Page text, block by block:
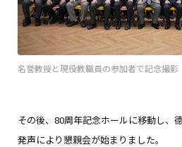
名誉教授と現役教職員の参加者で記念撮影
その後、80周年記念ホールに移動し、
発声により懇親会が始まりました。